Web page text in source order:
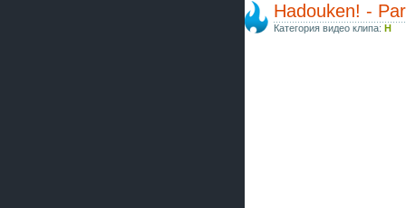
Hadouken! -
Категория видео клипа: H